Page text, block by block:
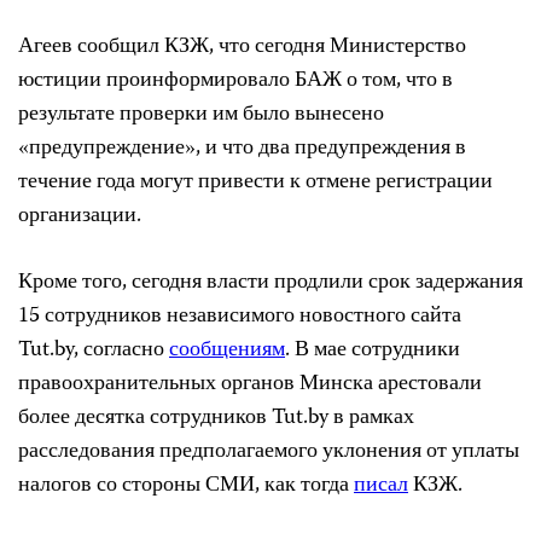
Агеев сообщил КЗЖ, что сегодня Министерство
юстиции проинформировало БАЖ о том, что в
результате проверки им было вынесено
«предупреждение», и что два предупреждения в
течение года могут привести к отмене регистрации
организации.
Кроме того, сегодня власти продлили срок задержания
15 сотрудников независимого новостного сайта
Tut.by, согласносообщениям. В мае сотрудники
правоохранительных органов Минска арестовали
более десятка сотрудников Tut.by в рамках
расследования предполагаемого уклонения от уплаты
налогов со стороны СМИ, как тогдаписалКЗЖ.